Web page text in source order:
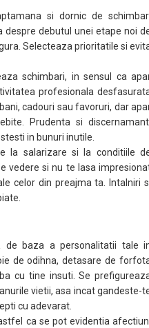
si dornic de
despre debutul unei etape noi
Selecteaza prioritatile si
schimbari, in sensul ca
profesionala
cadouri sau favoruri, dar
Prudenta si
in bunuri inutile.
la salarizare si la conditiile
vedere si nu te lasa
celor din preajma ta. Intalniri
de baza a personalitatii tale
de odihna, detasare de
cu tine insuti. Se
vietii, asa incat gandeste-
cu adevarat.
ca se pot evidentia